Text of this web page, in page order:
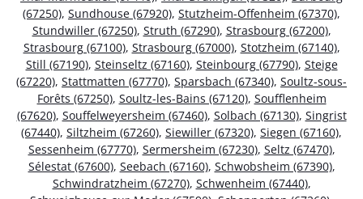
(67250), Sundhouse (67920), Stutzheim-Offenheim (67370),
Stundwiller (67250), Struth (67290), Strasbourg (67200),
Strasbourg (67100), Strasbourg (67000), Stotzheim (67140),
Still (67190), Steinseltz (67160), Steinbourg (67790), Steige
(67220), Stattmatten (67770), Sparsbach (67340), Soultz-sous-
Forêts (67250), Soultz-les-Bains (67120), Soufflenheim
(67620), Souffelweyersheim (67460), Solbach (67130), Singrist
(67440), Siltzheim (67260), Siewiller (67320), Siegen (67160),
Sessenheim (67770), Sermersheim (67230), Seltz (67470),
Sélestat (67600), Seebach (67160), Schwobsheim (67390),
Schwindratzheim (67270), Schwenheim (67440),